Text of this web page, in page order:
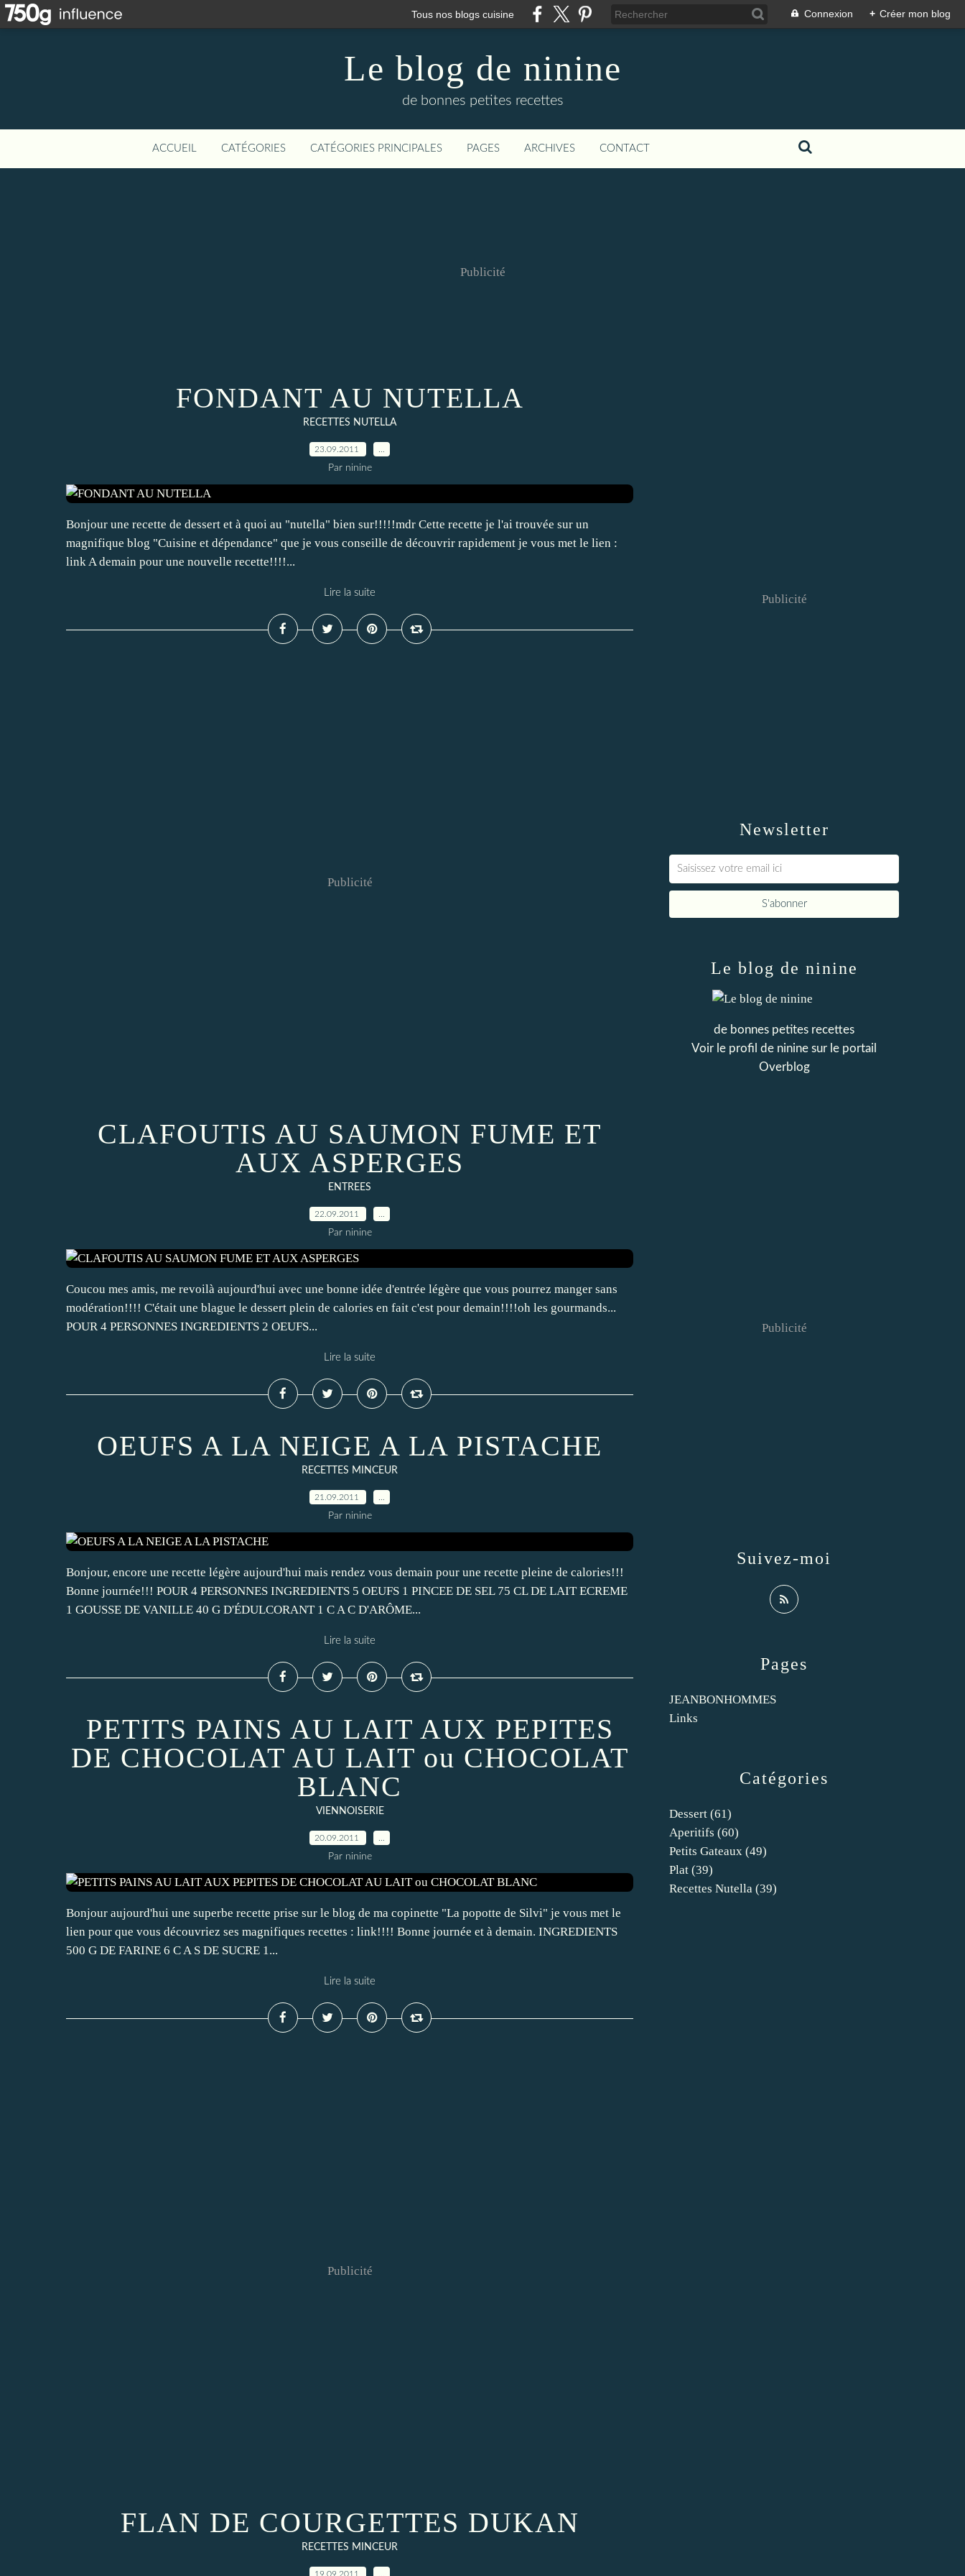
Tous nos blogs cuisine Connexion + Créer mon blog
Le blog de ninine
de bonnes petites recettes
ACCUEIL CATÉGORIES CATÉGORIES PRINCIPALES PAGES ARCHIVES CONTACT
Publicité
FONDANT AU NUTELLA
RECETTES NUTELLA
23.09.2011
Par ninine
Bonjour une recette de dessert et à quoi au "nutella" bien sur!!!!!mdr Cette recette je l'ai trouvée sur un
magnifique blog "Cuisine et dépendance" que je vous conseille de découvrir rapidement je vous met le lien :
link A demain pour une nouvelle recette!!!!...
Lire la suite
Publicité
CLAFOUTIS AU SAUMON FUME ET
AUX ASPERGES
ENTREES
22.09.2011
Par ninine
Coucou mes amis, me revoilà aujourd'hui avec une bonne idée d'entrée légère que vous pourrez manger sans
modération!!!! C'était une blague le dessert plein de calories en fait c'est pour demain!!!!oh les gourmands...
POUR 4 PERSONNES INGREDIENTS 2 OEUFS...
Lire la suite
OEUFS A LA NEIGE A LA PISTACHE
RECETTES MINCEUR
21.09.2011
Par ninine
Bonjour, encore une recette légère aujourd'hui mais rendez vous demain pour une recette pleine de calories!!!
Bonne journée!!! POUR 4 PERSONNES INGREDIENTS 5 OEUFS 1 PINCEE DE SEL 75 CL DE LAIT ECREME
1 GOUSSE DE VANILLE 40 G D'ÉDULCORANT 1 C A C D'ARÔME...
Lire la suite
PETITS PAINS AU LAIT AUX PEPITES
DE CHOCOLAT AU LAIT ou CHOCOLAT
BLANC
VIENNOISERIE
20.09.2011
Par ninine
Bonjour aujourd'hui une superbe recette prise sur le blog de ma copinette "La popotte de Silvi" je vous met le
lien pour que vous découvriez ses magnifiques recettes : link!!!! Bonne journée et à demain. INGREDIENTS
500 G DE FARINE 6 C A S DE SUCRE 1...
Lire la suite
Publicité
FLAN DE COURGETTES DUKAN
RECETTES MINCEUR
19.09.2011
Newsletter
Publicité
Catégories
Dessert (61)
Aperitifs (60)
Petits Gateaux (49)
Plat (39)
Recettes Nutella (39)
Pages
JEANBONHOMMES
Links
Le blog de ninine
de bonnes petites recettes
Voir le profil de ninine sur le portail
Overblog
Suivez-moi
Publicité